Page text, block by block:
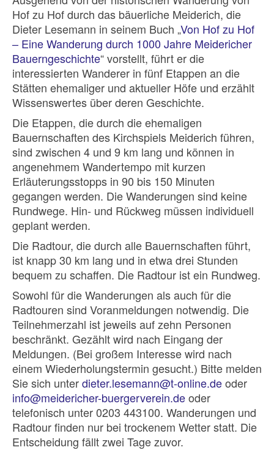
Hof zu Hof durch das bäuerliche Meiderich, die
Dieter Lesemann in seinem Buch „Von Hof zu Hof
– Eine Wanderung durch 1000 Jahre Meidericher
Bauerngeschichte“ vorstellt, führt er die
interessierten Wanderer in fünf Etappen an die
Stätten ehemaliger und aktueller Höfe und erzählt
Wissenswertes über deren Geschichte.
Die Etappen, die durch die ehemaligen
Bauernschaften des Kirchspiels Meiderich führen,
sind zwischen 4 und 9 km lang und können in
angenehmem Wandertempo mit kurzen
Erläuterungsstopps in 90 bis 150 Minuten
gegangen werden. Die Wanderungen sind keine
Rundwege. Hin- und Rückweg müssen individuell
geplant werden.
Die Radtour, die durch alle Bauernschaften führt,
ist knapp 30 km lang und in etwa drei Stunden
bequem zu schaffen. Die Radtour ist ein Rundweg.
Sowohl für die Wanderungen als auch für die
Radtouren sind Voranmeldungen notwendig. Die
Teilnehmerzahl ist jeweils auf zehn Personen
beschränkt. Gezählt wird nach Eingang der
Meldungen. (Bei großem Interesse wird nach
einem Wiederholungstermin gesucht.) Bitte melden
Sie sich unterdieter.lesemann@t-online.deoder
info@meidericher-buergerverein.deoder
telefonisch unter 0203 443100. Wanderungen und
Radtour finden nur bei trockenem Wetter statt. Die
Entscheidung fällt zwei Tage zuvor.